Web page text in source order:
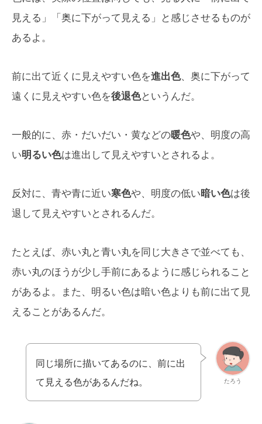
見える」「奥に下がって見える」と感じさせるものが
あるよ。
前に出て近くに見えやすい色を進出色、奥に下がって
遠くに見えやすい色を後退色というんだ。
一般的に、赤・だいだい・黄などの暖色や、明度の高
い明るい色は進出して見えやすいとされるよ。
反対に、青や青に近い寒色や、明度の低い暗い色は後
退して見えやすいとされるんだ。
たとえば、赤い丸と青い丸を同じ大きさで並べても、
赤い丸のほうが少し手前にあるように感じられること
があるよ。また、明るい色は暗い色よりも前に出て見
えることがあるんだ。
たろう
同じ場所に描いてあるのに、前に出
て見える色があるんだね。